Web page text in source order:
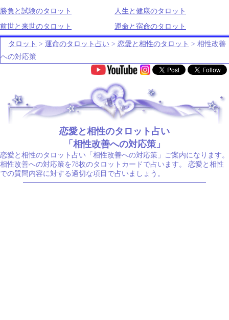
勝負と試験のタロット
人生と健康のタロット
前世と来世のタロット
運命と宿命のタロット
タロット > 運命のタロット占い > 恋愛と相性のタロット > 相性改善
への対応策
.
恋愛と相性のタロット占い
「相性改善への対応策」
恋愛と相性のタロット占い「相性改善への対応策」ご案内になります。
相性改善への対応策を78枚のタロットカードで占います。 恋愛と相性
での質問内容に対する適切な項目で占いましょう。